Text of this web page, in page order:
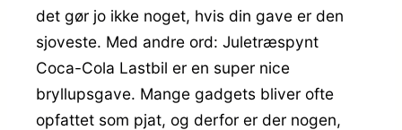
det gør jo ikke noget, hvis din gave er den
sjoveste. Med andre ord: Juletræspynt
Coca-Cola Lastbil er en super nice
bryllupsgave. Mange gadgets bliver ofte
opfattet som pjat, og derfor er der nogen,